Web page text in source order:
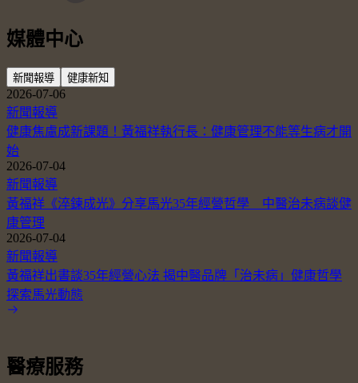
媒體中心
新聞報導 健康新知
2026-07-06
新聞報導
健康焦慮成新課題！黃福祥執行長：健康管理不能等生病才開
始
2026-07-04
新聞報導
黃福祥《淬鍊成光》分享馬光35年經營哲學 中醫治未病談健
康管理
2026-07-04
新聞報導
黃福祥出書談35年經營心法 揭中醫品牌「治未病」健康哲學
探索馬光動態
醫療服務